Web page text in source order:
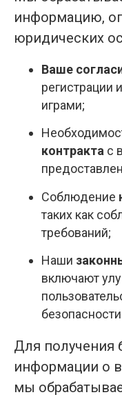
информацию,
юридических
Ваше
регистрации
играми;
контракта с
Соблюдение
таких как
требований;
Наши
включают
Для получения
информации о
мы